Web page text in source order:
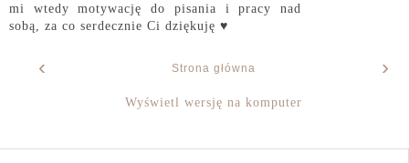
mi wtedy motywację do pisania i pracy nad
sobą, za co serdecznie Ci dziękuję ♥
‹ ›
Strona główna
Wyświetl wersję na komputer